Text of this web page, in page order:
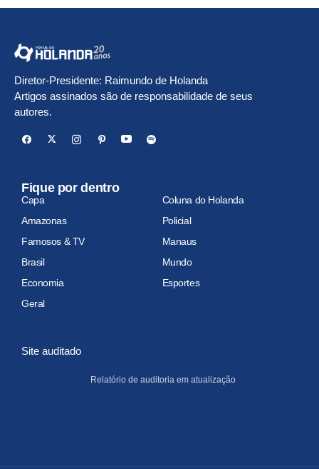
Diretor-Presidente: Raimundo de Holanda
Artigos assinados são de responsabilidade de seus
autores.
Fique por dentro
Capa
Coluna do Holanda
Amazonas
Policial
Famosos & TV
Manaus
Brasil
Mundo
Economia
Esportes
Geral
Site auditado
Relatório de auditoria em atualização